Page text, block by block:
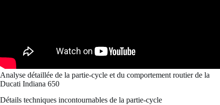
Analyse détaillée de la partie-cycle et du comportement routier de la
Ducati Indiana 650
Détails techniques incontournables de la partie-cycle